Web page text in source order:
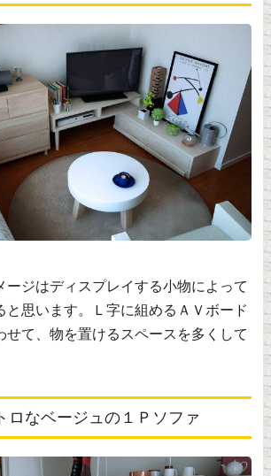
ージはディスプレイする小物によって
と思います。Ｌ字に組めるＡＶボード
せて、物を置けるスペースを多くして
ロなベージュの１Ｐソファ